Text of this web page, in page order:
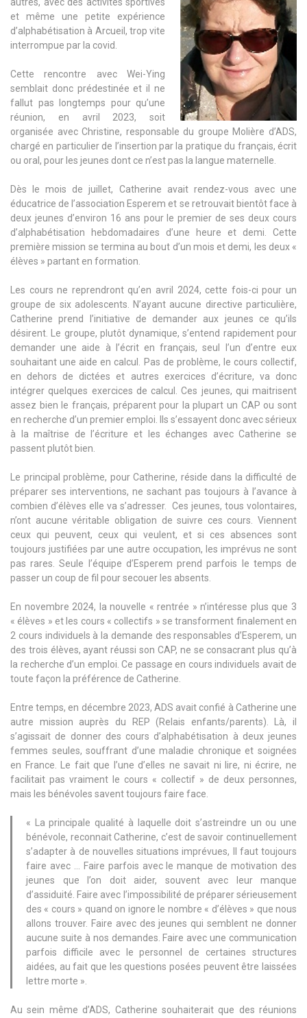
et même une petite expérience
d’alphabétisation à Arcueil, trop vite
interrompue par la covid.
Cette rencontre avec Wei-Ying
semblait donc prédestinée et il ne
fallut pas longtemps pour qu’une
réunion, en avril 2023, soit
organisée avec Christine, responsable du groupe Molière d’ADS,
chargé en particulier de l’insertion par la pratique du français, écrit
ou oral, pour les jeunes dont ce n’est pas la langue maternelle.
Dès le mois de juillet, Catherine avait rendez-vous avec une
éducatrice de l’association Esperem et se retrouvait bientôt face à
deux jeunes d’environ 16 ans pour le premier de ses deux cours
d’alphabétisation hebdomadaires d’une heure et demi. Cette
première mission se termina au bout d’un mois et demi, les deux «
élèves » partant en formation.
Les cours ne reprendront qu’en avril 2024, cette fois-ci pour un
groupe de six adolescents. N’ayant aucune directive particulière,
Catherine prend l’initiative de demander aux jeunes ce qu’ils
désirent. Le groupe, plutôt dynamique, s’entend rapidement pour
demander une aide à l’écrit en français, seul l’un d’entre eux
souhaitant une aide en calcul. Pas de problème, le cours collectif,
en dehors de dictées et autres exercices d’écriture, va donc
intégrer quelques exercices de calcul. Ces jeunes, qui maitrisent
assez bien le français, préparent pour la plupart un CAP ou sont
en recherche d’un premier emploi. Ils s’essayent donc avec sérieux
à la maîtrise de l’écriture et les échanges avec Catherine se
passent plutôt bien.
Le principal problème, pour Catherine, réside dans la difficulté de
préparer ses interventions, ne sachant pas toujours à l’avance à
combien d’élèves elle va s’adresser. Ces jeunes, tous volontaires,
n’ont aucune véritable obligation de suivre ces cours. Viennent
ceux qui peuvent, ceux qui veulent, et si ces absences sont
toujours justifiées par une autre occupation, les imprévus ne sont
pas rares. Seule l’équipe d’Esperem prend parfois le temps de
passer un coup de fil pour secouer les absents.
En novembre 2024, la nouvelle « rentrée » n’intéresse plus que 3
« élèves » et les cours « collectifs » se transforment finalement en
2 cours individuels à la demande des responsables d’Esperem, un
des trois élèves, ayant réussi son CAP, ne se consacrant plus qu’à
la recherche d’un emploi. Ce passage en cours individuels avait de
toute façon la préférence de Catherine.
Entre temps, en décembre 2023, ADS avait confié à Catherine une
autre mission auprès du REP (Relais enfants/parents). Là, il
s’agissait de donner des cours d’alphabétisation à deux jeunes
femmes seules, souffrant d’une maladie chronique et soignées
en France. Le fait que l’une d’elles ne savait ni lire, ni écrire, ne
facilitait pas vraiment le cours « collectif » de deux personnes,
mais les bénévoles savent toujours faire face.
« La principale qualité à laquelle doit s’astreindre un ou une
bénévole, reconnait Catherine, c’est de savoir continuellement
s’adapter à de nouvelles situations imprévues, Il faut toujours
faire avec … Faire parfois avec le manque de motivation des
jeunes que l’on doit aider, souvent avec leur manque
d’assiduité. Faire avec l’impossibilité de préparer sérieusement
des « cours » quand on ignore le nombre « d’élèves » que nous
allons trouver. Faire avec des jeunes qui semblent ne donner
aucune suite à nos demandes. Faire avec une communication
parfois difficile avec le personnel de certaines structures
aidées, au fait que les questions posées peuvent être laissées
lettre morte ».
Au sein même d’ADS, Catherine souhaiterait que des réunions